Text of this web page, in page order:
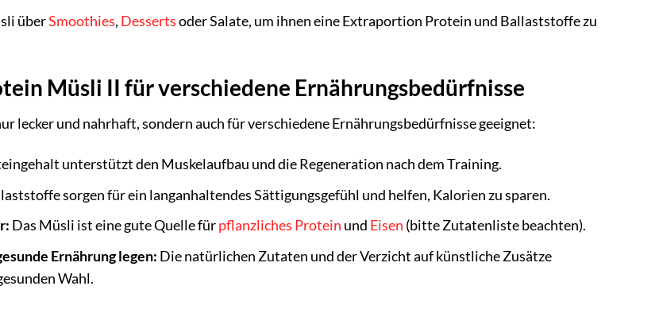
überSmoothies, Dessertsoder Salate, um ihnen eine Extraportion Protein und Ballaststoffe zu
Müsli II für verschiedene Ernährungsbedürfnisse
lecker und nahrhaft, sondern auch für verschiedene Ernährungsbedürfnisse geeignet:
unterstützt den Muskelaufbau und die Regeneration nach dem Training.
sorgen für ein langanhaltendes Sättigungsgefühl und helfen, Kalorien zu sparen.
Das Müsli ist eine gute Quelle fürpflanzliches Protein und Eisen (bitte Zutatenliste beachten).
Ernährung legen: Die natürlichen Zutaten und der Verzicht auf künstliche Zusätze
Wahl.